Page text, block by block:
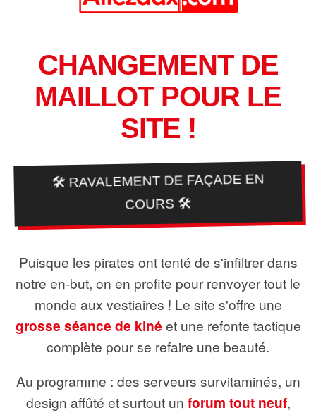
CHANGEMENT DE
MAILLOT POUR LE
SITE !
🛠️ RAVALEMENT DE FAÇADE EN
COURS 🛠️
Puisque les pirates ont tenté de s'infiltrer dans
notre en-but, on en profite pour renvoyer tout le
monde aux vestiaires ! Le site s'offre une
grosse séance de kiné et une refonte tactique
complète pour se refaire une beauté.
Au programme : des serveurs survitaminés, un
design affûté et surtout un forum tout neuf,